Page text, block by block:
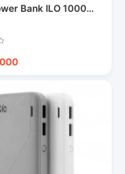
Bank ILO 1000...